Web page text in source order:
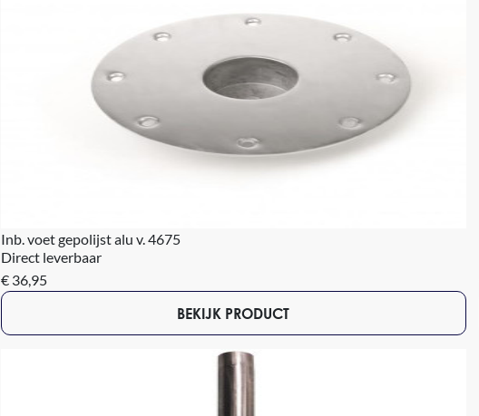
Inb. voet gepolijst alu v. 4675
Direct leverbaar
€ 36,95
BEKIJK PRODUCT